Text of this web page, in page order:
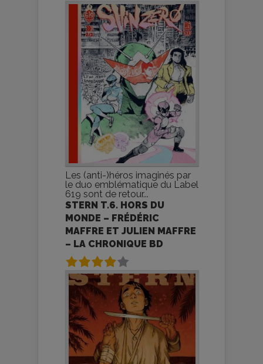
Les (anti-)héros imaginés par
le duo emblématique du Label
619 sont de retour...
STERN T.6. HORS DU
MONDE – FRÉDÉRIC
MAFFRE ET JULIEN MAFFRE
– LA CHRONIQUE BD